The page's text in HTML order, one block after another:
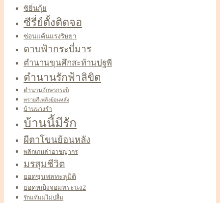
ซิยิ่นกุ้ย
ซีรี่ย์ตั้งติดจอ
ซ่อนแค้นแรงริษยา
ดาบฟ้ากระบี่มาร
ตำนานขุนศึกสะท้านปฐพี
ตำนานรักฟ้าลิขิต
ตำนานอักษรกระบี่
ทรายสีเพลิงย้อนหลัง
บ้านนางรำ
บ้านนี้มีรัก
ผีตาโขนย้อนหลัง
พลิกเกมล่าอาชญากร
มรสุมชีวิต
ยอดขุนพลทะลุมิติ
ยอดหญิงจอมทระนง2
รักแท้แม่ไม่ปลื้ม